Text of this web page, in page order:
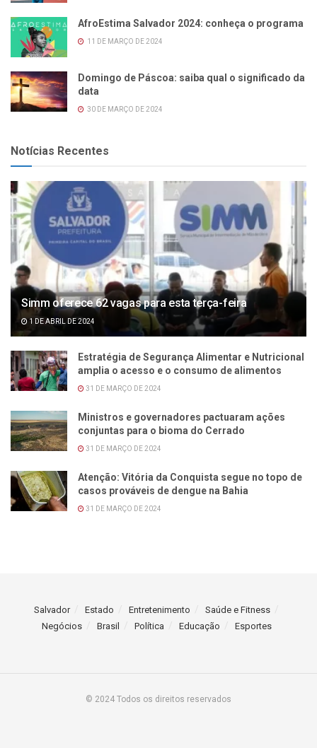
AfroEstima Salvador 2024: conheça o programa
11 DE MARÇO DE 2024
Domingo de Páscoa: saiba qual o significado da
data
30 DE MARÇO DE 2024
Notícias Recentes
Simm oferece 62 vagas para esta terça-feira
1 DE ABRIL DE 2024
Estratégia de Segurança Alimentar e Nutricional
amplia o acesso e o consumo de alimentos
31 DE MARÇO DE 2024
Ministros e governadores pactuaram ações
conjuntas para o bioma do Cerrado
31 DE MARÇO DE 2024
Atenção: Vitória da Conquista segue no topo de
casos prováveis de dengue na Bahia
31 DE MARÇO DE 2024
Salvador Estado Entretenimento
Saúde e Fitness
Negócios
Brasil Política Educação Esportes
© 2024 Todos os direitos reservados